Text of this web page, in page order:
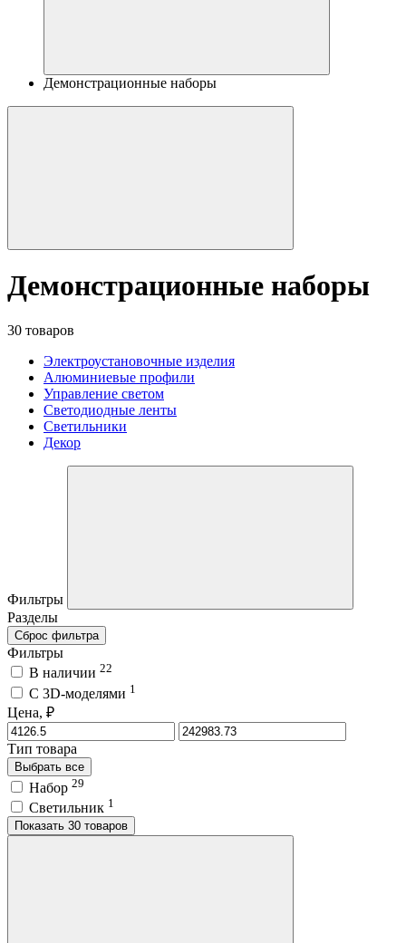
Демонстрационные наборы
Демонстрационные наборы
30 товаров
Электроустановочные изделия
Алюминиевые профили
Управление светом
Светодиодные ленты
Светильники
Декор
Фильтры
Разделы
Сброс фильтра
Фильтры
В наличии 22
C 3D-моделями 1
Цена, ₽
Тип товара
Выбрать все
Набор 29
Светильник 1
Показать 30 товаров